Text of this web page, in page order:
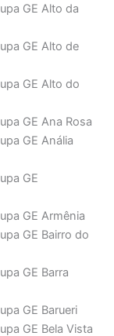
GE Alto da
GE Alto de
GE Alto do
GE Ana Rosa
GE Anália
GE
GE Armênia
GE Bairro do
GE Barra
GE Barueri
GE Bela Vista